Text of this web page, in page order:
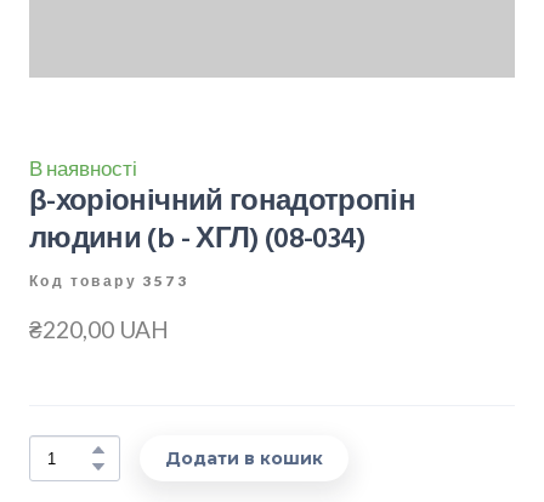
В наявності
β-хоріонічний гонадотропін
людини (b - ХГЛ)(08-034)
Код товару 3573
₴220,00 UAH
Додати в кошик